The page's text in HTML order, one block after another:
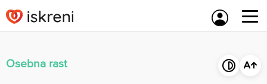
to
content
Osebna rast